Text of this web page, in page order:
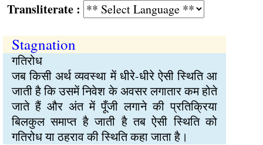
:
Stagnation
गतिरोध
जब किसी अर्थ व्यवस्था में धीरे-धीरे ऐसी स्थिति आ
जाती है कि उसमें निवेश के अवसर लगातार कम होते
जाते हैं और अंत में पूँजी लगाने की प्रतिक्रिया
बिलकुल समाप्त है जाती है तब ऐसी स्थिति को
गतिरोध या ठहराव की स्थिति कहा जाता है।